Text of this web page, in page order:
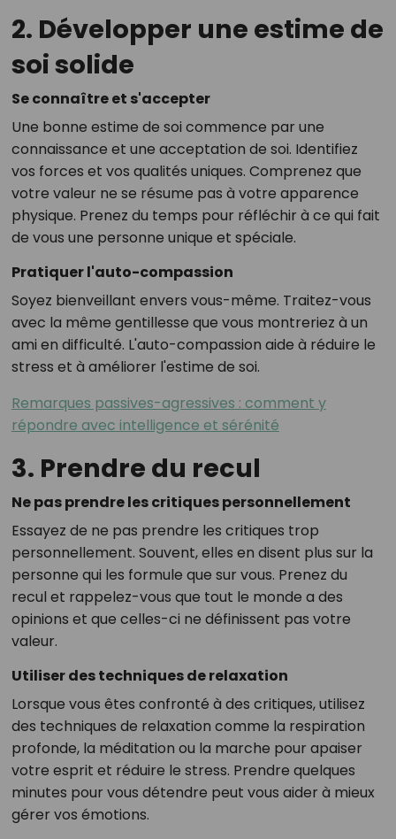
2. Développer une estime de
soi solide
Se connaître et s'accepter
Une bonne estime de soi commence par une
connaissance et une acceptation de soi. Identifiez
vos forces et vos qualités uniques. Comprenez que
votre valeur ne se résume pas à votre apparence
physique. Prenez du temps pour réfléchir à ce qui fait
de vous une personne unique et spéciale.
Pratiquer l'auto-compassion
Soyez bienveillant envers vous-même. Traitez-vous
avec la même gentillesse que vous montreriez à un
ami en difficulté. L'auto-compassion aide à réduire le
stress et à améliorer l'estime de soi.
Remarques passives-agressives : comment y
répondre avec intelligence et sérénité
3. Prendre du recul
Ne pas prendre les critiques personnellement
Essayez de ne pas prendre les critiques trop
personnellement. Souvent, elles en disent plus sur la
personne qui les formule que sur vous. Prenez du
recul et rappelez-vous que tout le monde a des
opinions et que celles-ci ne définissent pas votre
valeur.
Utiliser des techniques de relaxation
Lorsque vous êtes confronté à des critiques, utilisez
des techniques de relaxation comme la respiration
profonde, la méditation ou la marche pour apaiser
votre esprit et réduire le stress. Prendre quelques
minutes pour vous détendre peut vous aider à mieux
gérer vos émotions.